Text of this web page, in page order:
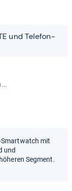
und Tele­fon­
Smartwatch mit
und
Segment.